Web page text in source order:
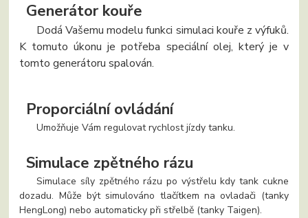
Generátor kouře
Dodá Vašemu modelu funkci simulaci kouře z výfuků.
K tomuto úkonu je potřeba speciální olej, který je v
tomto generátoru spalován.
Proporciální ovládání
Umožňuje Vám regulovat rychlost jízdy tanku.
Simulace zpětného rázu
Simulace síly zpětného rázu po výstřelu kdy tank cukne
dozadu. Může být simulováno tlačítkem na ovladači (tanky
HengLong) nebo automaticky při střelbě (tanky Taigen).